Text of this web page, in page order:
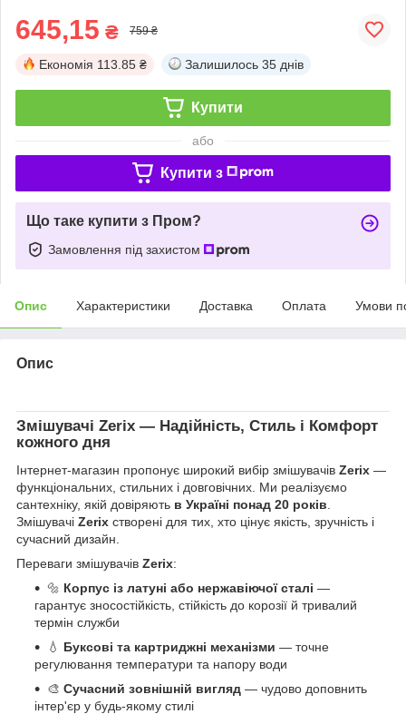
645,15 ₴ 759 ₴
Економія 113.85 ₴ Залишилось 35 днів
Купити
або
Купити з
Що таке купити з Пром?
Замовлення під захистом
Опис Характеристики Доставка Оплата Умови
Опис
Змішувачі Zerix — Надійність, Стиль і Комфорт
кожного дня
Інтернет-магазин пропонує широкий вибір змішувачів Zerix —
функціональних, стильних і довговічних. Ми реалізуємо
сантехніку, якій довіряють в Україні понад 20 років
Змішувачі Zerix створені для тих, хто цінує якість, зручність і
сучасний дизайн.
Переваги змішувачів Zerix:
🔩 Корпус із латуні або нержавіючої сталі —
гарантує зносостійкість, стійкість до корозії й тривалий
термін служби
💧 Буксові та картриджні механізми — точне
регулювання температури та напору води
🎨 Сучасний зовнішній вигляд — чудово доповнить
інтер'єр у будь-якому стилі